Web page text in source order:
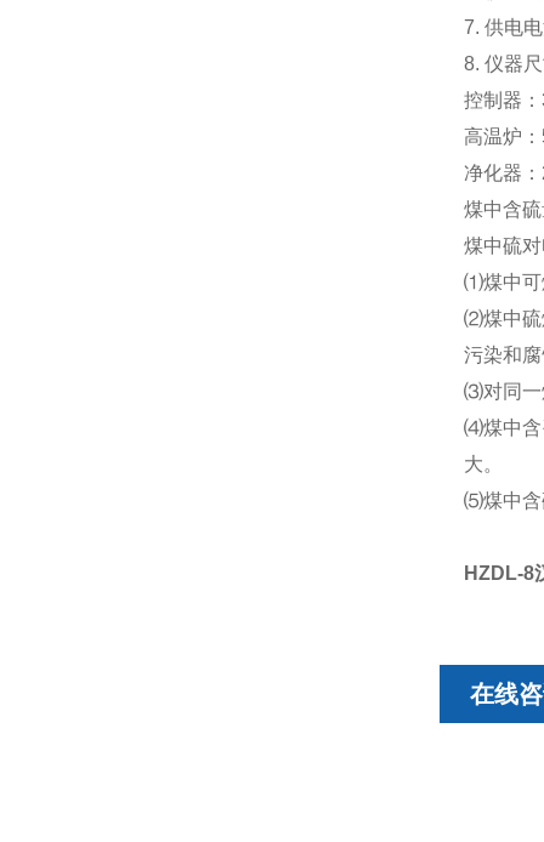
7. 供电
8. 仪器
控制器
高温炉
净化器
煤中含
煤中硫
⑴煤中可
⑵煤中硫
污染和
⑶对同一
⑷煤中含
大。
⑸煤中含
HZDL-8
在线